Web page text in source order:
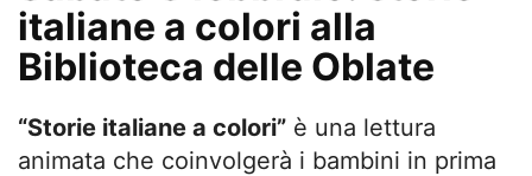
italiane a colori alla
Biblioteca delle Oblate
“Storie italiane a colori” è una lettura
animata che coinvolgerà i bambini in prima